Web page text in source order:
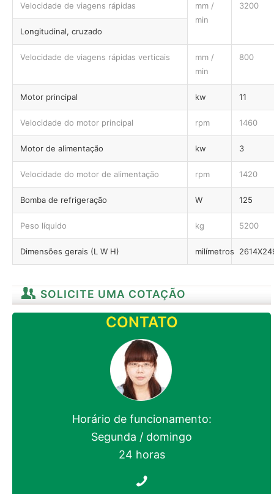
Velocidade de viagens rápidas
mm /
min
3200
Longitudinal, cruzado
Velocidade de viagens rápidas verticais
mm /
min
800
Motor principal kw 11
Velocidade do motor principal rpm 1460
Motor de alimentação kw 3
Velocidade do motor de alimentação rpm 1420
Bomba de refrigeração W 125
Peso líquido kg 5200
Dimensões gerais (L W H) milímetros
SOLICITE UMA COTAÇÃO
CONTATO
Horário de funcionamento:
Segunda / domingo
24 horas